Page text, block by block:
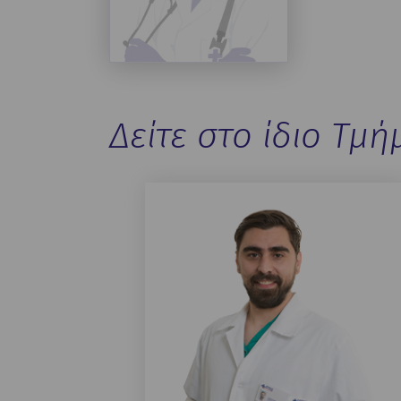
Δείτε στο ίδιο